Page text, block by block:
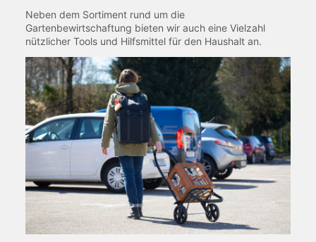
Neben dem Sortiment rund um die
Gartenbewirtschaftung bieten wir auch eine Vielzahl
nützlicher Tools und Hilfsmittel für den Haushalt an.